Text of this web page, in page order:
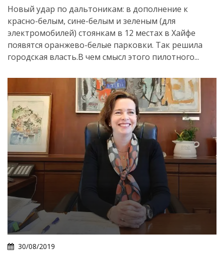
Новый удар по дальтоникам: в дополнение к
красно-белым, сине-белым и зеленым (для
электромобилей) стоянкам в 12 местах в Хайфе
появятся оранжево-белые парковки. Так решила
городская власть.В чем смысл этого пилотного...
30/08/2019